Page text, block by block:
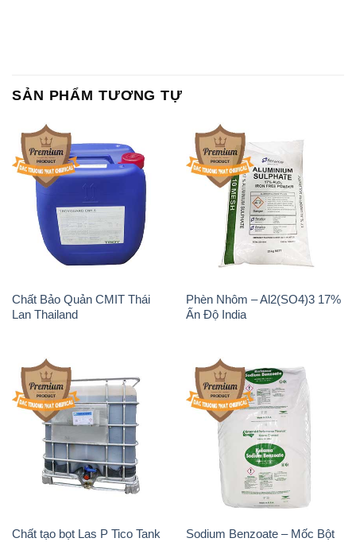
SẢN PHẨM TƯƠNG TỰ
Chất Bảo Quản CMIT Thái
Lan Thailand
Phèn Nhôm – Al2(SO4)3 17%
Ấn Độ India
Chất tạo bọt Las P Tico Tank Sodium Benzoate – Mốc Bột